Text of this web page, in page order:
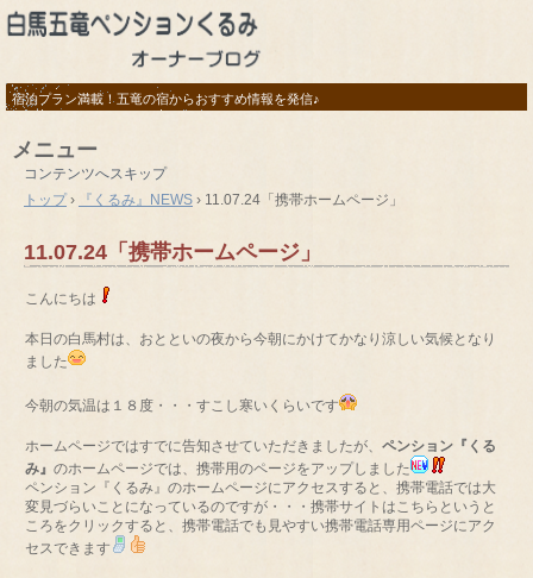
宿泊プラン満載！五竜の宿からおすすめ情報を発信♪
メニュー
コンテンツへスキップ
トップ › 『くるみ』NEWS › 11.07.24「携帯ホームページ」
11.07.24「携帯ホームページ」
こんにちは
本日の白馬村は、おとといの夜から今朝にかけてかなり涼しい気候となり
ました
今朝の気温は１８度・・・すこし寒いくらいです
ホームページではすでに告知させていただきましたが、ペンション『くる
み』のホームページでは、携帯用のページをアップしました
ペンション『くるみ』のホームページにアクセスすると、携帯電話では大
変見づらいことになっているのですが・・・携帯サイトはこちらというと
ころをクリックすると、携帯電話でも見やすい携帯電話専用ページにアク
セスできます